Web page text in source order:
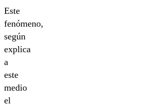
Este
fenómeno,
según
explica
a
este
medio
el